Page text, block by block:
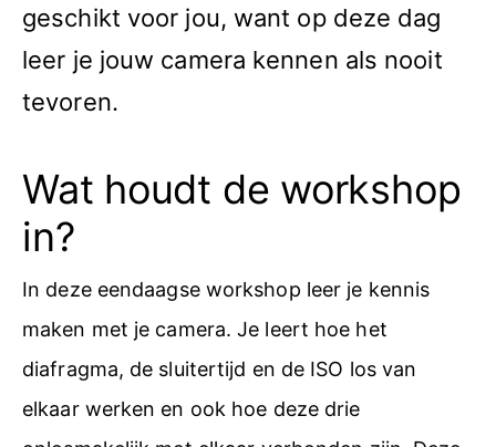
geschikt voor jou, want op deze dag
leer je jouw camera kennen als nooit
tevoren.
Wat houdt de workshop
in?
In deze eendaagse workshop leer je kennis
maken met je camera. Je leert hoe het
diafragma, de sluitertijd en de ISO los van
elkaar werken en ook hoe deze drie